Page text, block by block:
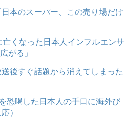
日本のスーパー、この売り場だけ
くなった日本人インフルエンサ
がる」
後すぐ話題から消えてしまった
恐喝した日本人の手口に海外び
）